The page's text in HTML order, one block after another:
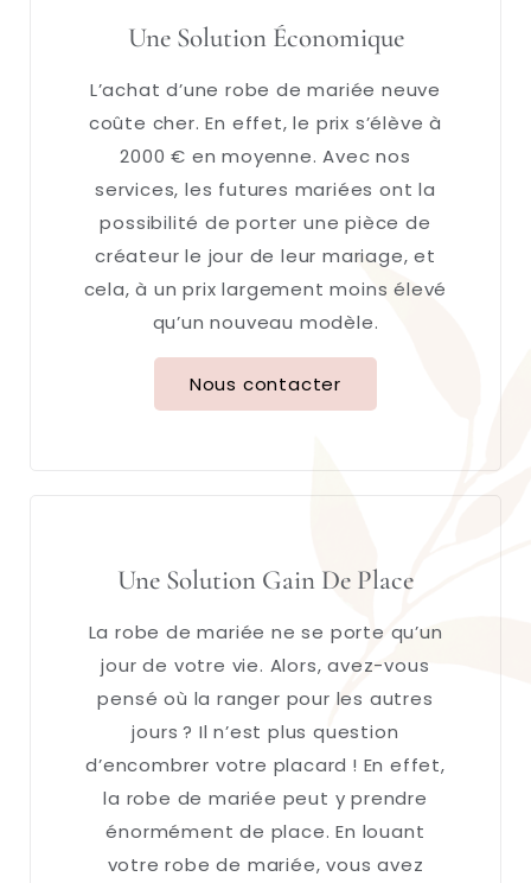
Une Solution Économique
L’achat d’une robe de mariée neuve
coûte cher. En effet, le prix s’élève à
2000 € en moyenne. Avec nos
services, les futures mariées ont la
possibilité de porter une pièce de
créateur le jour de leur mariage, et
cela, à un prix largement moins élevé
qu’un nouveau modèle.
Nous contacter
Une Solution Gain De Place
La robe de mariée ne se porte qu’un
jour de votre vie. Alors, avez-vous
pensé où la ranger pour les autres
jours ? Il n’est plus question
d’encombrer votre placard ! En effet,
la robe de mariée peut y prendre
énormément de place. En louant
votre robe de mariée, vous avez